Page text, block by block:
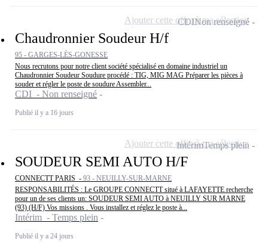
Chaudronnier Soudeur H/f
95 - GARGES-LÈS-GONESSE
Nous recrutons pour notre client société spécialisé en domaine industriel un
Chaudronnier Soudeur Soudure procédé : TIG, MIG MAG Préparer les pièces à
souder et régler le poste de soudure Assembler...
CDI - Non renseigné
Publié il y a 16 jours
CDINon renseigné
Ajouter cette offre à ma sélection
SOUDEUR SEMI AUTO H/F
CONNECTT PARIS - 93 - NEUILLY-SUR-MARNE
RESPONSABILITÉS : Le GROUPE CONNECTT situé à LAFAYETTE recherche
pour un de ses clients un: SOUDEUR SEMI AUTO à NEUILLY SUR MARNE
(93) (H/F) Vos missions . Vous installez et réglez le poste à...
Intérim - Temps plein
Publié il y a 24 jours
IntérimTemps plein
Ajouter cette offre à ma sélection